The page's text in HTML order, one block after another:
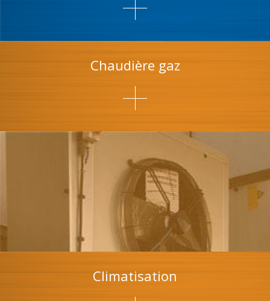
Chaudière gaz
Climatisation